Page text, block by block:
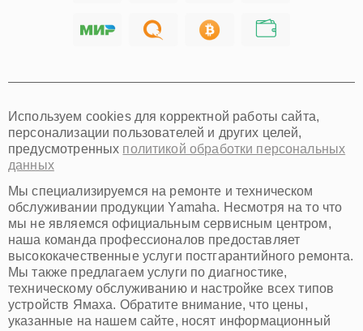
Хабаровск
Омск
Красноярск
Пермь
Ульяновск
Киров
Архангельск
Астрахань
Белгород
Благовещенск
Брянск
Владивосток
Владикавказ
Владимир
Используем cookies для корректной работы сайта,
персонализации пользователей и других целей,
предусмотренных политикой обработки персональных
данных
Мы специализируемся на ремонте и техническом
обслуживании продукции Yamaha. Несмотря на то что
мы не являемся официальным сервисным центром,
наша команда профессионалов предоставляет
высококачественные услуги постгарантийного ремонта.
Мы также предлагаем услуги по диагностике,
техническому обслуживанию и настройке всех типов
устройств Ямаха. Обратите внимание, что цены,
указанные на нашем сайте, носят информационный